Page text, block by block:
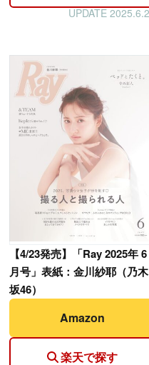
UPDATE
【4/23発売】「Ray 2025年 6
月号」表紙：金川紗耶（乃木
坂46）
Amazon
楽天で探す